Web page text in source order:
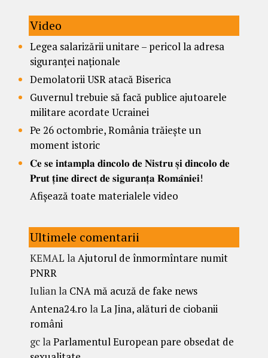
Video
Legea salarizării unitare – pericol la adresa
siguranței naționale
Demolatorii USR atacă Biserica
Guvernul trebuie să facă publice ajutoarele
militare acordate Ucrainei
Pe 26 octombrie, România trăiește un
moment istoric
𝐂𝐞 𝐬𝐞 𝐢𝐧𝐭𝐚𝐦𝐩𝐥𝐚 𝐝𝐢𝐧𝐜𝐨𝐥𝐨 𝐝𝐞 𝐍𝐢𝐬𝐭𝐫𝐮 𝐬̦𝐢 𝐝𝐢𝐧𝐜𝐨𝐥𝐨 𝐝𝐞
𝐏𝐫𝐮𝐭 𝐭̦𝐢𝐧𝐞 𝐝𝐢𝐫𝐞𝐜𝐭 𝐝𝐞 𝐬𝐢𝐠𝐮𝐫𝐚𝐧𝐭̦𝐚 𝐑𝐨𝐦𝐚̂𝐧𝐢𝐞𝐢!
Afișează toate materialele video
Ultimele comentarii
KEMAL laAjutorul de înmormîntare numit
PNRR
Iulianla CNA mă acuză de fake news
Antena24.ro laLa Jina, alături de ciobanii
români
gclaParlamentul European pare obsedat de